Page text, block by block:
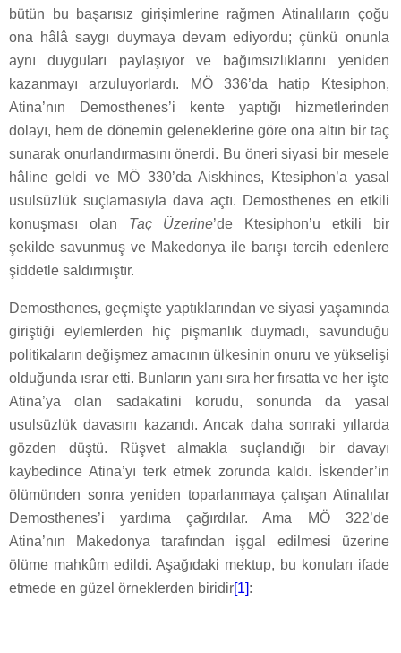
bütün bu başarısız girişimlerine rağmen Atinalıların çoğu
ona hâlâ saygı duymaya devam ediyordu; çünkü onunla
aynı duyguları paylaşıyor ve bağımsızlıklarını yeniden
kazanmayı arzuluyorlardı. MÖ 336’da hatip Ktesiphon,
Atina’nın Demosthenes’i kente yaptığı hizmetlerinden
dolayı, hem de dönemin geleneklerine göre ona altın bir taç
sunarak onurlandırmasını önerdi. Bu öneri siyasi bir mesele
hâline geldi ve MÖ 330’da Aiskhines, Ktesiphon’a yasal
usulsüzlük suçlamasıyla dava açtı. Demosthenes en etkili
konuşması olan Taç Üzerine’de Ktesiphon’u etkili bir
şekilde savunmuş ve Makedonya ile barışı tercih edenlere
şiddetle saldırmıştır.
Demosthenes, geçmişte yaptıklarından ve siyasi yaşamında
giriştiği eylemlerden hiç pişmanlık duymadı, savunduğu
politikaların değişmez amacının ülkesinin onuru ve yükselişi
olduğunda ısrar etti. Bunların yanı sıra her fırsatta ve her işte
Atina’ya olan sadakatini korudu, sonunda da yasal
usulsüzlük davasını kazandı. Ancak daha sonraki yıllarda
gözden düştü. Rüşvet almakla suçlandığı bir davayı
kaybedince Atina’yı terk etmek zorunda kaldı. İskender’in
ölümünden sonra yeniden toparlanmaya çalışan Atinalılar
Demosthenes’i yardıma çağırdılar. Ama MÖ 322’de
Atina’nın Makedonya tarafından işgal edilmesi üzerine
ölüme mahkûm edildi. Aşağıdaki mektup, bu konuları ifade
etmede en güzel örneklerden biridir[1]: